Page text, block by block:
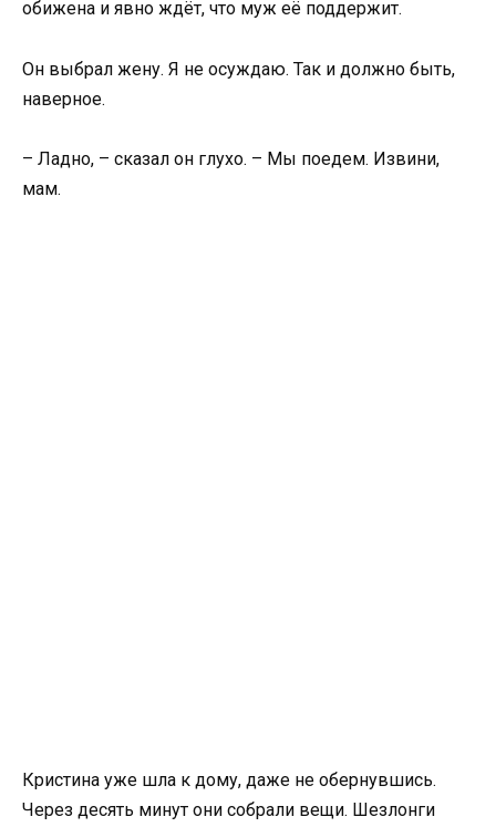
обижена и явно ждёт, что муж её поддержит.
Он выбрал жену. Я не осуждаю. Так и должно быть,
наверное.
– Ладно, – сказал он глухо. – Мы поедем. Извини,
мам.
Кристина уже шла к дому, даже не обернувшись.
Через десять минут они собрали вещи. Шезлонги